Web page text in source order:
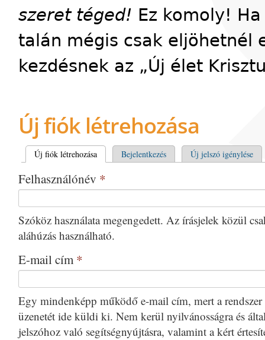
szeret téged! Ez komoly!
talán mégis csak eljöhetnél
kezdésnek az „Új élet
Új fiók létrehozása
Elsődleges fülek
Új fiók létrehozása(aktív fül)Bejelentkezés Új jelszó igénylése
Felhasználónév *
Szóköz használata megengedett. Az írásjelek közül
aláhúzás használható.
E-mail cím *
Egy mindenképp működő e-mail cím, mert a rendszer
üzenetét ide küldi ki. Nem kerül nyilvánosságra és
jelszóhoz való segítségnyújtásra, valamint a kért